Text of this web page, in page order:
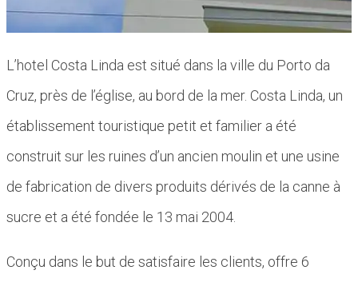
L’hotel Costa Linda est situé dans la ville du Porto da
Cruz, près de l’église, au bord de la mer. Costa Linda, un
établissement touristique petit et familier a été
construit sur les ruines d’un ancien moulin et une usine
de fabrication de divers produits dérivés de la canne à
sucre et a été fondée le 13 mai 2004.
Conçu dans le but de satisfaire les clients, offre 6